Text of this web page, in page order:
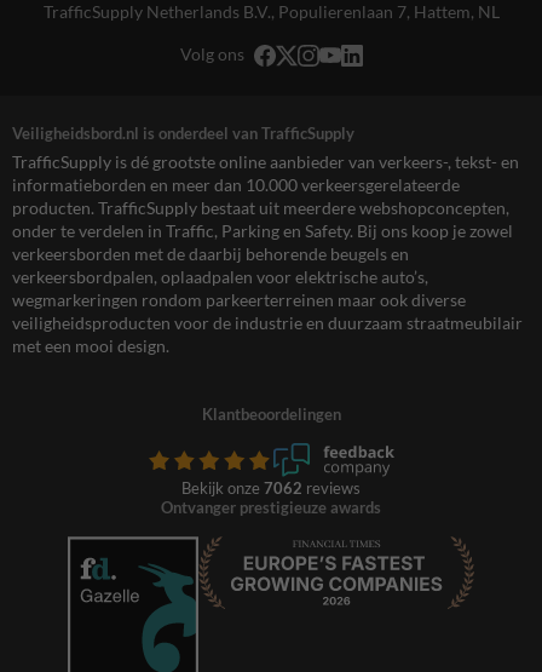
TrafficSupply Netherlands B.V., Populierenlaan 7, Hattem, NL
Volg ons
Veiligheidsbord.nl is onderdeel van TrafficSupply
TrafficSupply is dé grootste online aanbieder van verkeers-, tekst- en
informatieborden en meer dan 10.000 verkeersgerelateerde
producten. TrafficSupply bestaat uit meerdere webshopconcepten,
onder te verdelen in Traffic, Parking en Safety. Bij ons koop je zowel
verkeersborden met de daarbij behorende beugels en
verkeersbordpalen, oplaadpalen voor elektrische auto’s,
wegmarkeringen rondom parkeerterreinen maar ook diverse
veiligheidsproducten voor de industrie en duurzaam straatmeubilair
met een mooi design.
Klantbeoordelingen
Bekijk onze 7062 reviews
Ontvanger prestigieuze awards